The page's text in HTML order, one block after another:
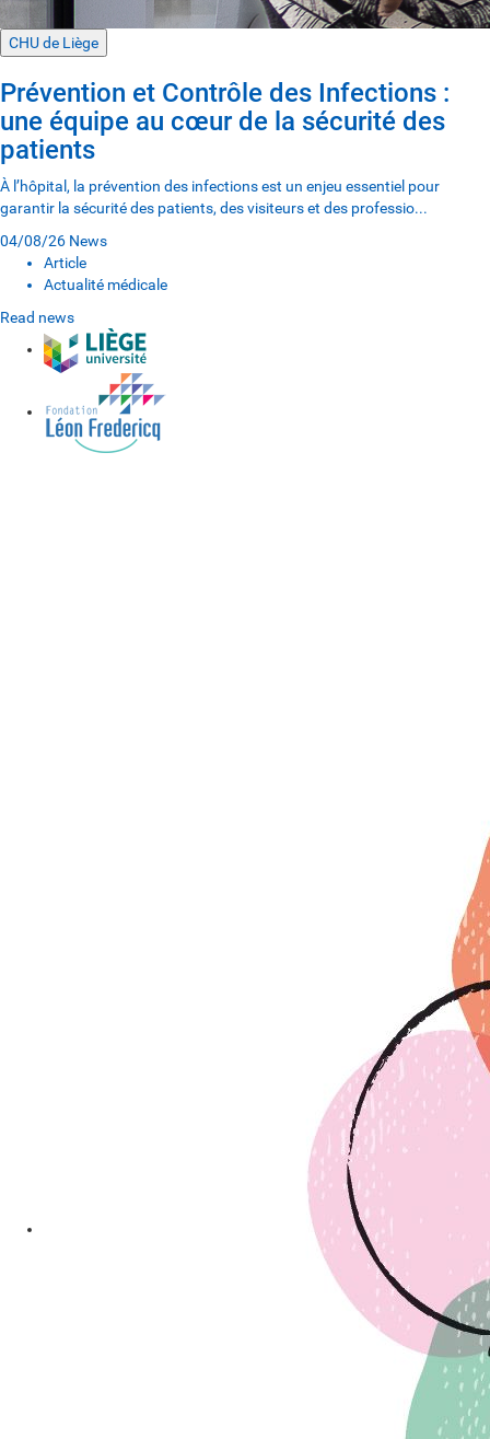
CHU de Liège
Prévention et Contrôle des Infections :
une équipe au cœur de la sécurité des
patients
À l’hôpital, la prévention des infections est un enjeu essentiel pour
garantir la sécurité des patients, des visiteurs et des professio...
04/08/26 News
Article
Actualité médicale
Read news